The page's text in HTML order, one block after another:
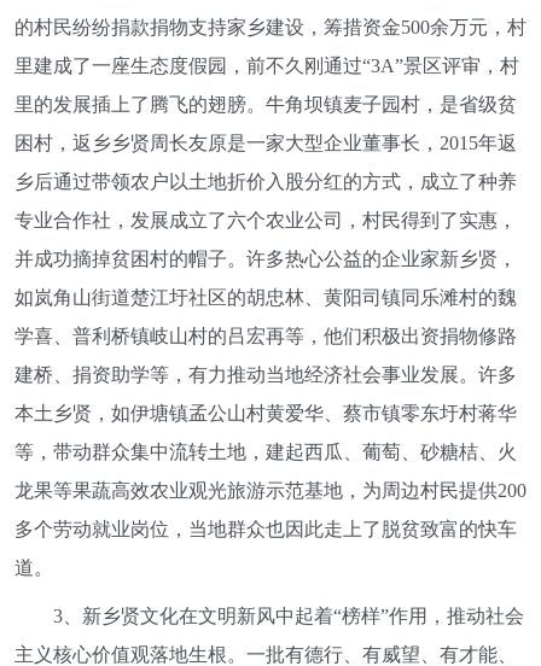
的村民纷纷捐款捐物支持家乡建设，筹措资金500余万元，村
里建成了一座生态度假园，前不久刚通过“3A”景区评审，村
里的发展插上了腾飞的翅膀。牛角坝镇麦子园村，是省级贫
困村，返乡乡贤周长友原是一家大型企业董事长，2015年返
乡后通过带领农户以土地折价入股分红的方式，成立了种养
专业合作社，发展成立了六个农业公司，村民得到了实惠，
并成功摘掉贫困村的帽子。许多热心公益的企业家新乡贤，
如岚角山街道楚江圩社区的胡忠林、黄阳司镇同乐滩村的魏
学喜、普利桥镇岐山村的吕宏再等，他们积极出资捐物修路
建桥、捐资助学等，有力推动当地经济社会事业发展。许多
本土乡贤，如伊塘镇孟公山村黄爱华、蔡市镇零东圩村蒋华
等，带动群众集中流转土地，建起西瓜、葡萄、砂糖桔、火
龙果等果蔬高效农业观光旅游示范基地，为周边村民提供200
多个劳动就业岗位，当地群众也因此走上了脱贫致富的快车
道。
3、新乡贤文化在文明新风中起着“榜样”作用，推动社会
主义核心价值观落地生根。一批有德行、有威望、有才能、